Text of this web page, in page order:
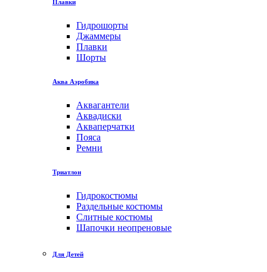
Плавки
Гидрошорты
Джаммеры
Плавки
Шорты
Аква Аэробика
Аквагантели
Аквадиски
Акваперчатки
Пояса
Ремни
Триатлон
Гидрокостюмы
Раздельные костюмы
Слитные костюмы
Шапочки неопреновые
Для Детей